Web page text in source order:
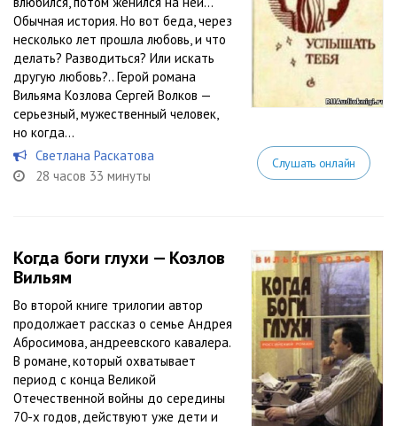
Обычная история. Но вот беда, через
несколько лет прошла любовь, и что
делать? Разводиться? Или искать
другую любовь?.. Герой романа
Вильяма Козлова Сергей Волков —
серьезный, мужественный человек,
но когда...
Светлана Раскатова
28 часов 33 минуты
Слушать онлайн
Когда боги глухи — Козлов
Вильям
Во второй книге трилогии автор
продолжает рассказ о семье Андрея
Абросимова, андреевского кавалера.
В романе, который охватывает
период с конца Великой
Отечественной войны до середины
70-х годов, действуют уже дети и